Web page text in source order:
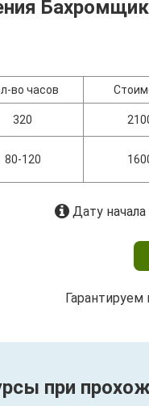
во часов
320
80-120
Дату
при